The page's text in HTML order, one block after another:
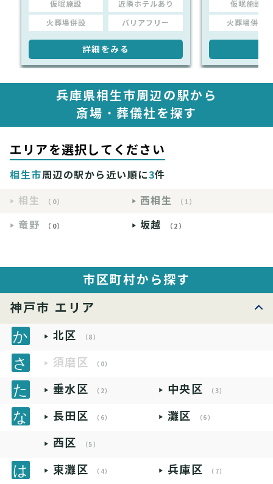
仮眠施設 近隣ホテルあり
火葬場併設 バリアフリー
詳細をみる
仮眠施設
火葬場併設
兵庫県相生市周辺の駅から
斎場・葬儀社を探す
エリアを選択してください
相生市周辺の駅から近い順に3件
相生
（0） 西相生 （1）
竜野 （0） 坂越 （2）
市区町村から探す
神戸市 エリア
北区 （8）
須磨区 （0）
垂水区 （2） 中央区 （3）
長田区 （6） 灘区 （6）
西区 （5）
東灘区 （4） 兵庫区 （7）